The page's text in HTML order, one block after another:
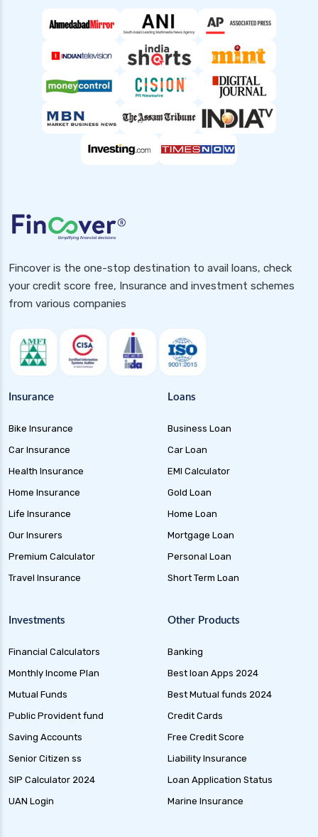
tata capital personal loan interest rate
top 10 Personal loan apps
what is a personal loan
Fincover is the one-stop destination to avail loans, check
your credit score free, Insurance and investment schemes
from various companies
Insurance
Bike Insurance
Car Insurance
Health Insurance
Home Insurance
Life Insurance
Our Insurers
Premium Calculator
Travel Insurance
Loans
Business Loan
Car Loan
EMI Calculator
Gold Loan
Home Loan
Mortgage Loan
Personal Loan
Short Term Loan
Investments
Financial Calculators
Monthly Income Plan
Mutual Funds
Public Provident fund
Saving Accounts
Senior Citizen ss
SIP Calculator 2024
UAN Login
Other Products
Banking
Best loan Apps 2024
Best Mutual funds 2024
Credit Cards
Free Credit Score
Liability Insurance
Loan Application Status
Marine Insurance